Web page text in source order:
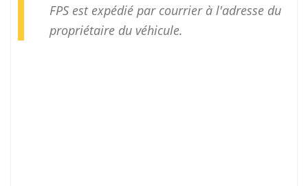
FPS est expédié par courrier à l'adresse du
propriétaire du véhicule.